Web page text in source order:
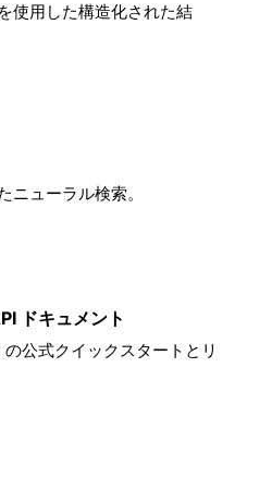
使用した構造化された結
ニューラル検索。
ドキュメント
公式クイックスタートとリ